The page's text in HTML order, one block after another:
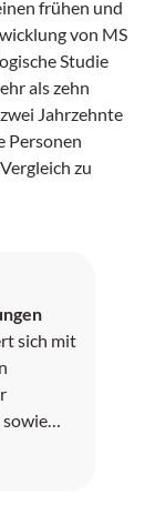
frühen und
von MS
Studie
als zehn
Jahrzehnte
Personen
zu
sich mit